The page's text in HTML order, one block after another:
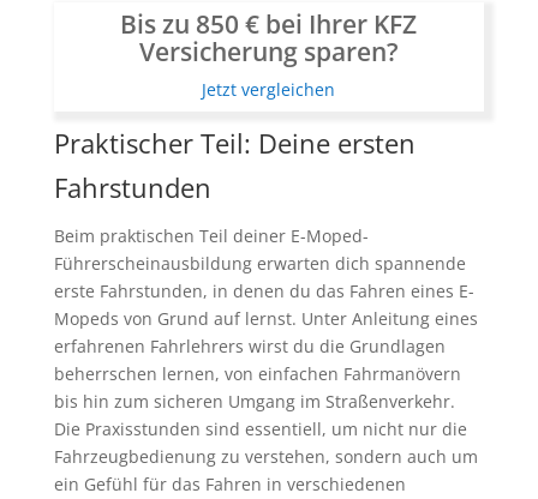
Bis zu 850 € bei Ihrer KFZ
Versicherung sparen?
Jetzt vergleichen
Praktischer Teil: Deine ersten
Fahrstunden
Beim praktischen Teil deiner E-Moped-
Führerscheinausbildung erwarten dich spannende
erste Fahrstunden, in denen du das Fahren eines E-
Mopeds von Grund auf lernst. Unter Anleitung eines
erfahrenen Fahrlehrers wirst du die Grundlagen
beherrschen lernen, von einfachen Fahrmanövern
bis hin zum sicheren Umgang im Straßenverkehr.
Die Praxisstunden sind essentiell, um nicht nur die
Fahrzeugbedienung zu verstehen, sondern auch um
ein Gefühl für das Fahren in verschiedenen